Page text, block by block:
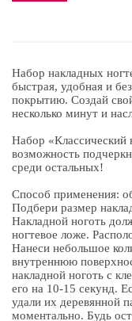
Набор накладных
быстрая, удобная и
покрытию. Создай
несколько минут и
Набор «Классический
возможность
среди остальных!
Способ применения:
Подбери размер
Накладной ноготь
ногтевое ложе.
Нанеси небольшое
внутреннюю
накладной ноготь с
его на 10-15 секунд.
удали их деревянной
моментально. Будь